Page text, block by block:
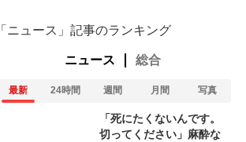
「ニュース」記事のランキング
ニュース 総合
最新 24時間 週間 月間 写真
「死にたくないんです。
切ってください」麻酔な